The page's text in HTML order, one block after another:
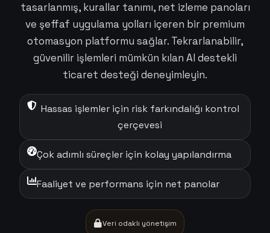
tasarlanmış, kurallar tanımı, net izleme panoları
ve şeffaf uygulama yolları içeren bir premium
otomasyon platformu sağlar. Tekrarlanabilir,
güvenilir işlemleri mümkün kılan AI destekli
ticaret desteği deneyimleyin.
Hassas işlemler için risk farkındalığı kontrol
çerçevesi
Çok adımlı süreçler için kolay yapılandırma
Faaliyet ve performans için net panolar
Veri odaklı yönetişim